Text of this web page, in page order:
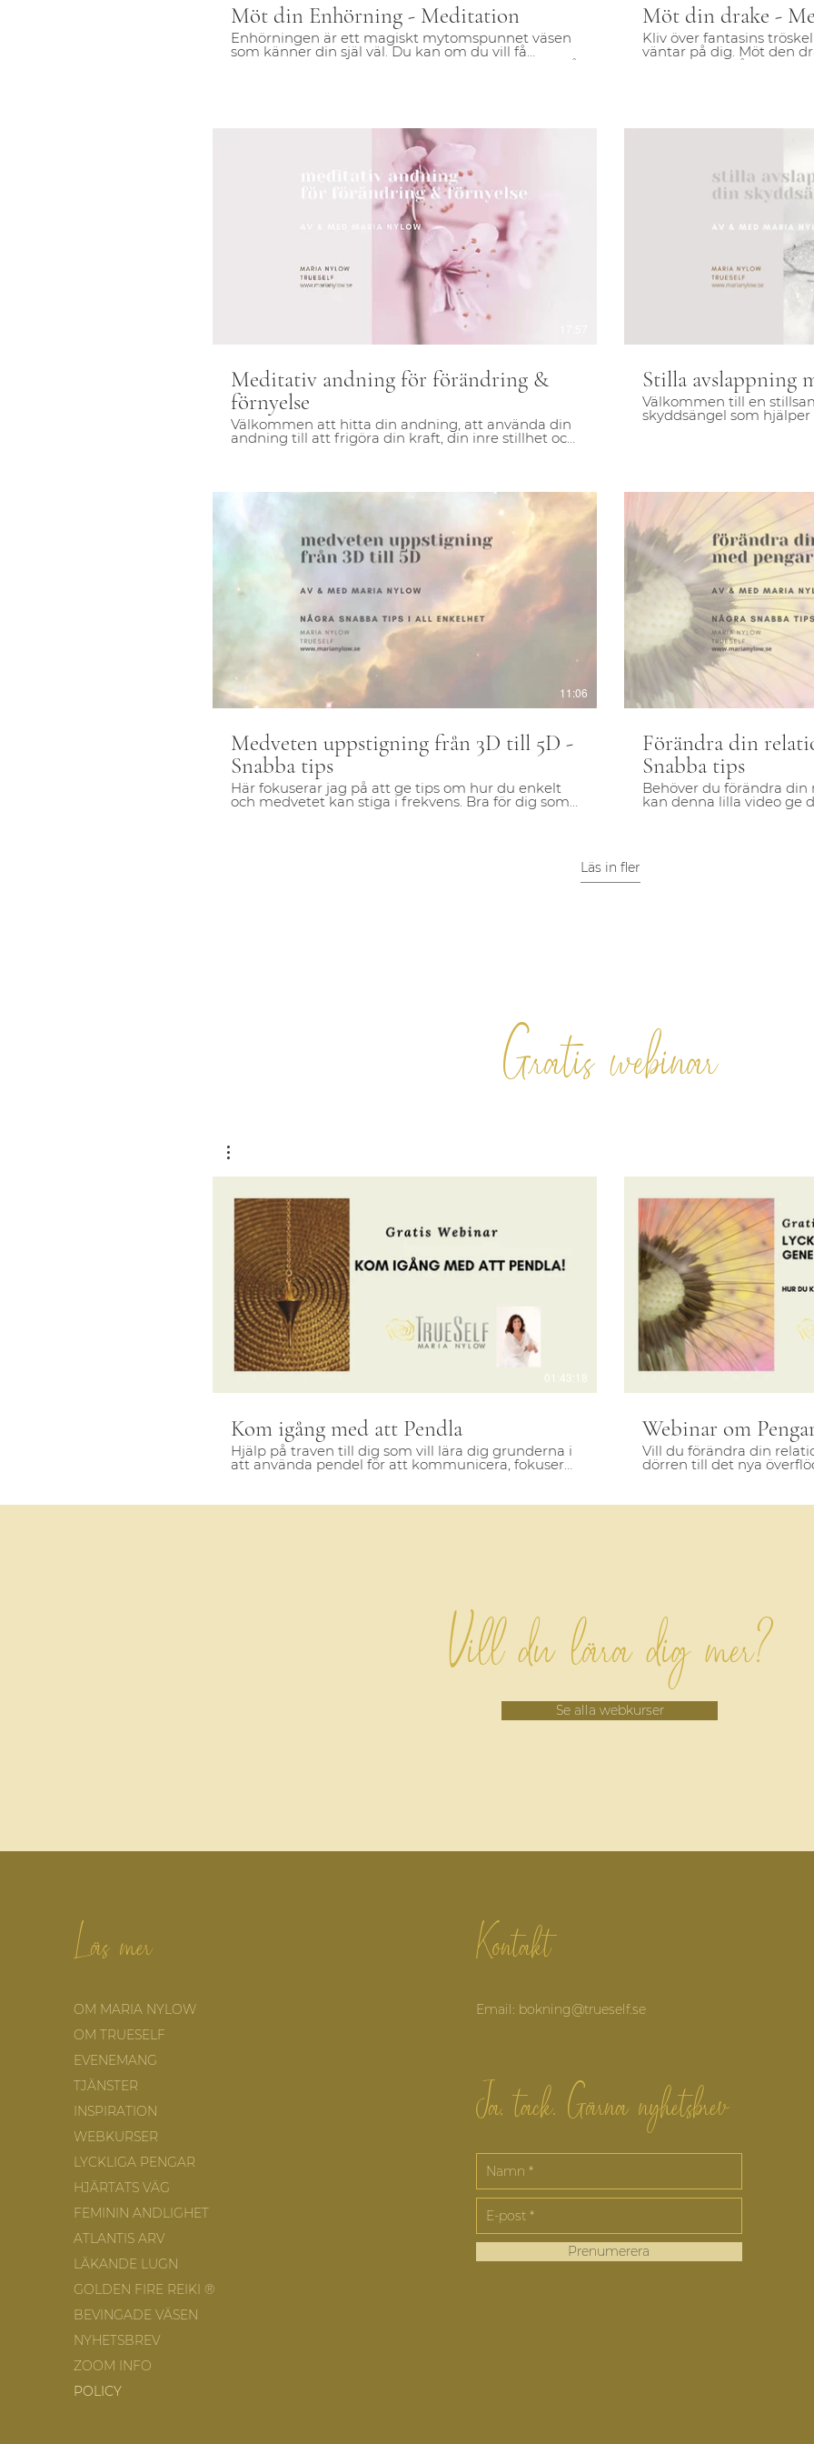
Möt din Enhörning - Meditation
Enhörningen är ett magiskt mytomspunnet väsen
som känner din själ väl. Du kan om du vill få
kontakt bortanför den fysiska verkligheten för att få
Möt din drake -
Kliv över fantasins
väntar på dig. Möt den
renande kraft åt dig för
Spela video
Meditativ andning för förändring &
förnyelse
Välkommen att hitta din andning, att använda din
andning till att frigöra din kraft, din inre stillhet och
Stilla avslappning
Välkommen till en
skyddsängel som
Spela video
11:06
Medveten uppstigning från 3D till 5D -
Snabba tips
Här fokuserar jag på att ge tips om hur du enkelt
och medvetet kan stiga i frekvens. Bra för dig som
Förändra din
Snabba tips
Behöver du förändra
kan denna lilla video ge
Det är inga finansiella
Läs in fler
Gratis webinar
01:43:18
Kom igång med att Pendla
Hjälp på traven till dig som vill lära dig grunderna i
att använda pendel för att kommunicera, fokusera
och lokalisera din livsväg intuitivt och medialt
Webinar om
Vill du förändra din
dörren till det nya
och ta emot det du
Vill du lära dig mer?
Se alla webkurser
Läs mer
OM MARIA NYLOW
OM TRUESELF
EVENEMANG
TJÄNSTER
INSPIRATION
WEBKURSER
LYCKLIGA PENGAR
HJÄRTATS VÄG
FEMININ ANDLIGHET
ATLANTIS ARV
LÄKANDE LUGN
GOLDEN FIRE REIKI ®
BEVINGADE VÄSEN
NYHETSBREV
ZOOM INFO
POLICY
Kontakt
Email: bokning@trueself.se
Ja, tack. Gärna nyhetsbrev
Prenumerera